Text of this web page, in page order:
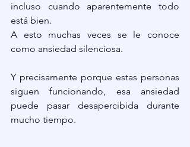
incluso cuando aparentemente todo
está bien.
A esto muchas veces se le conoce
como ansiedad silenciosa.
Y precisamente porque estas personas
siguen funcionando, esa ansiedad
puede pasar desapercibida durante
mucho tiempo.